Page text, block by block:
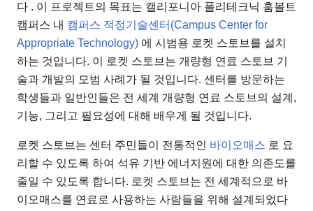
다 . 이 프로젝트의 목표는 캘리포니아 폴리테크닉 훔볼트
캠퍼스 내 캠퍼스 적정기술센터(Campus Center for
Appropriate Technology) 에 시범용 로켓 스토브를 설치
하는 것입니다. 이 로켓 스토브는 개량형 연료 스토브 기
술과 개발의 모범 사례가 될 것입니다. 센터를 방문하는
학생들과 일반인들은 전 세계 개량형 연료 스토브의 설계,
기능, 그리고 필요성에 대해 배우게 될 것입니다.
로켓 스토브는 센터 주민들이 전통적인 바이오매스 로 요
리할 수 있도록 하여 석유 기반 에너지원에 대한 의존도를
줄일 수 있도록 합니다. 로켓 스토브는 전 세계적으로 바
이오매스를 연료로 사용하는 사람들을 위해 설계되었다